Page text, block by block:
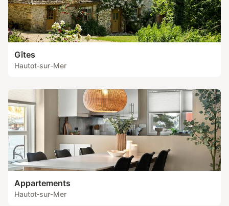
Gîtes
Hautot-sur-Mer
Appartements
Hautot-sur-Mer